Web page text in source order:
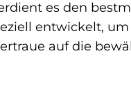
es den
entwickelt,
auf die